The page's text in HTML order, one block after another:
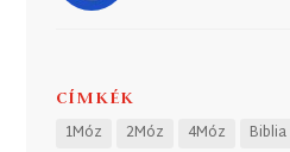
CÍMKÉK
1Móz 2Móz 4Móz Biblia